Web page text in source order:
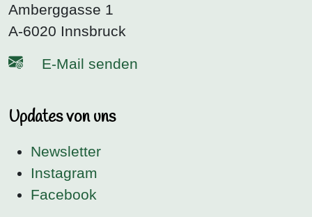
Amberggasse 1
A-6020 Innsbruck
E-Mail senden
Updates von uns
Newsletter
Instagram
Facebook